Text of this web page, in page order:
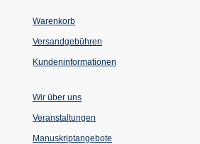
Warenkorb
Versandgebühren
Kundeninformationen
Wir über uns
Veranstaltungen
einem
Manuskriptangebote